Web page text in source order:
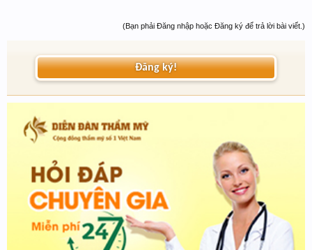
(Bạn phải Đăng nhập hoặc Đăng ký để trả lời bài viết.)
Đăng ký!